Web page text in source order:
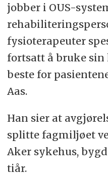
jobber i OUS-
fysioterapeuter
fortsatt å bruke
beste for
Aas.
Han sier at
splitte fagmiljøet
Aker sykehus,
tiår.